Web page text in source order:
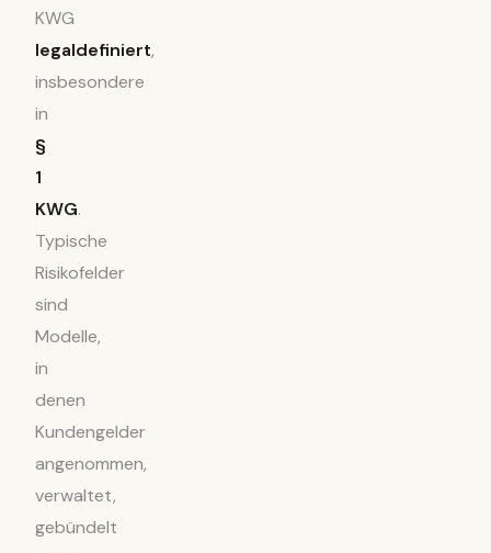
KWG
legaldefiniert,
insbesondere
in
§
1
KWG.
Typische
Risikofelder
sind
Modelle,
in
denen
Kundengelder
angenommen,
verwaltet,
gebündelt